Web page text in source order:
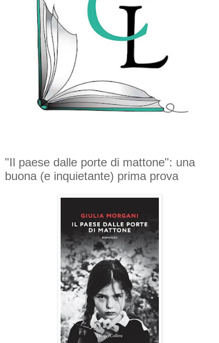
"Il paese dalle porte di mattone": una
buona (e inquietante) prima prova